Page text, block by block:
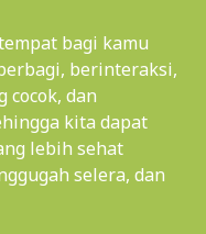
bagi kamu
berinteraksi,
cocok, dan
kita dapat
lebih sehat
selera, dan